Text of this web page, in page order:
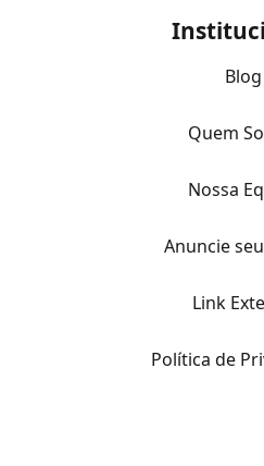
Blog
Quem
Nossa
Anuncie
Link
Política de